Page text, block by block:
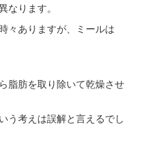
なります。
々ありますが、ミールは
脂肪を取り除いて乾燥させ
う考えは誤解と言えるでし